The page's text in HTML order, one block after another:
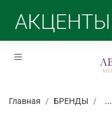
Главная БРЕНДЫ ...